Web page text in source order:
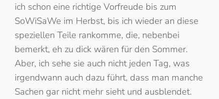
ich schon eine richtige Vorfreude bis zum
SoWiSaWe im Herbst, bis ich wieder an diese
speziellen Teile rankomme, die, nebenbei
bemerkt, eh zu dick wären für den Sommer.
Aber, ich sehe sie auch nicht jeden Tag, was
irgendwann auch dazu führt, dass man manche
Sachen gar nicht mehr sieht und ausblendet.